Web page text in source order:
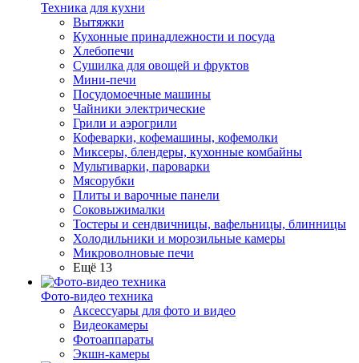
Техника для кухни
Вытяжки
Кухонные принадлежности и посуда
Хлебопечи
Сушилка для овощей и фруктов
Мини-печи
Посудомоечные машины
Чайники электрические
Грили и аэрогрили
Кофеварки, кофемашины, кофемолки
Миксеры, блендеры, кухонные комбайны
Мультиварки, пароварки
Мясорубки
Плиты и варочные панели
Соковыжималки
Тостеры и сендвичницы, вафельницы, блинницы
Холодильники и морозильные камеры
Микроволновые печи
Ещё 13
Фото-видео техника
Аксессуары для фото и видео
Видеокамеры
Фотоаппараты
Экшн-камеры